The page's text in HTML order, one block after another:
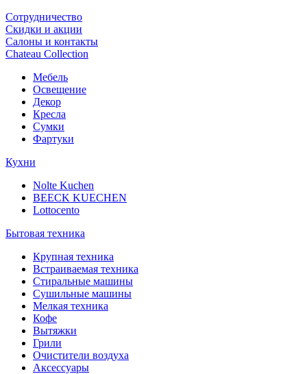
Сотрудничество
Скидки и акции
Салоны и контакты
Chateau Collection
Мебель
Освещение
Декор
Кресла
Сумки
Фартуки
Кухни
Nolte Kuchen
BEECK KUECHEN
Lottocento
Бытовая техника
Крупная техника
Встраиваемая техника
Стиральные машины
Сушильные машины
Мелкая техника
Кофе
Вытяжки
Грили
Очистители воздуха
Аксессуары